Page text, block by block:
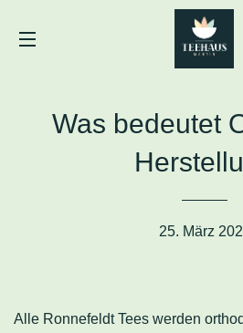
Was bedeutet
25. März
Alle Ronnefeldt Tees werden